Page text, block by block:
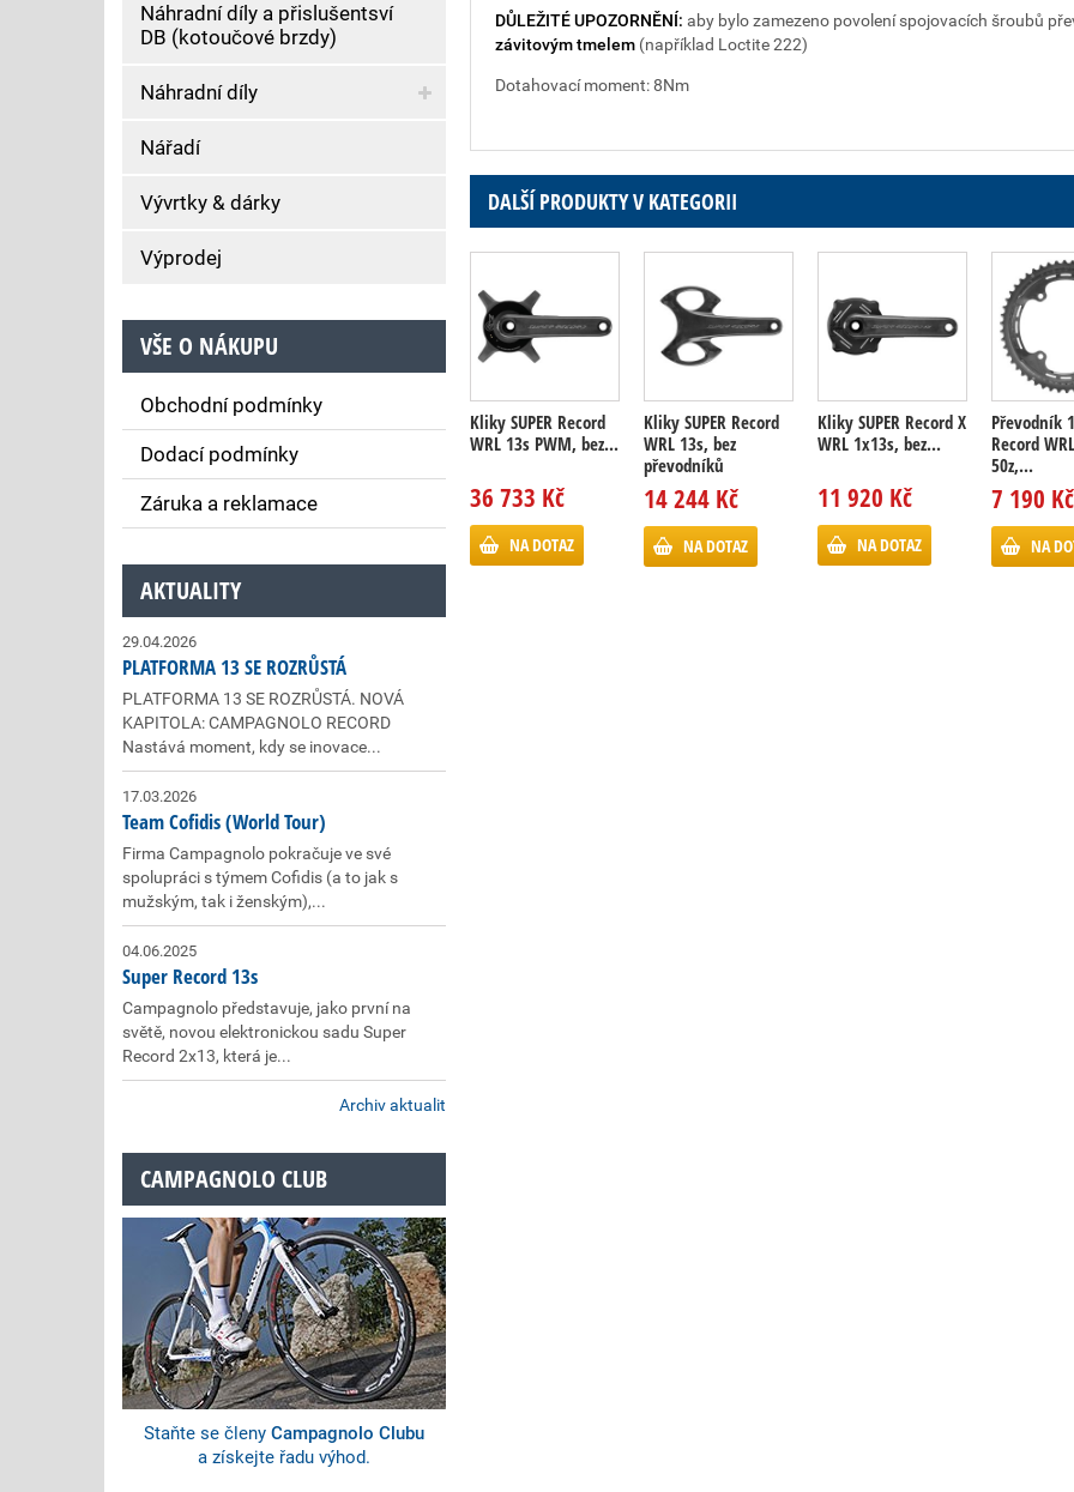
DŮLEŽITÉ UPOZORNĚNÍ: aby bylo zamezeno povolení spojovacích šroubů
závitovým tmelem (například Loctite 222)
Dotahovací moment: 8Nm
DALŠÍ PRODUKTY V KATEGORII
Kliky SUPER Record
WRL 13s PWM, bez...
36 733 Kč
NA DOTAZ
Kliky SUPER Record
WRL 13s, bez
převodníků
14 244 Kč
NA DOTAZ
Kliky SUPER Record X
WRL 1x13s, bez...
11 920 Kč
NA DOTAZ
Převodník
Record
50z,...
7 190 Kč
NA
Náhradní díly a přislušentsví
DB (kotoučové brzdy)
Náhradní díly
Nářadí
Vývrtky & dárky
Výprodej
VŠE O NÁKUPU
Obchodní podmínky
Dodací podmínky
Záruka a reklamace
AKTUALITY
29.04.2026
PLATFORMA 13 SE ROZRŮSTÁ
PLATFORMA 13 SE ROZRŮSTÁ. NOVÁ
KAPITOLA: CAMPAGNOLO RECORD
Nastává moment, kdy se inovace...
17.03.2026
Team Cofidis (World Tour)
Firma Campagnolo pokračuje ve své
spolupráci s týmem Cofidis (a to jak s
mužským, tak i ženským),...
04.06.2025
Super Record 13s
Campagnolo představuje, jako první na
světě, novou elektronickou sadu Super
Record 2x13, která je...
Archiv aktualit
CAMPAGNOLO CLUB
Staňte se členy Campagnolo Clubu
a získejte řadu výhod.